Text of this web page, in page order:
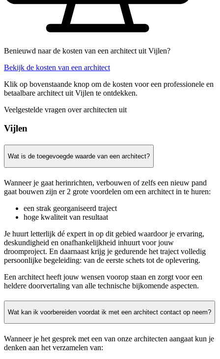
Benieuwd naar de kosten van een architect uit Vijlen?
Bekijk de kosten van een architect
Klik op bovenstaande knop om de kosten voor een professionele en
betaalbare architect uit Vijlen te ontdekken.
Veelgestelde vragen over architecten uit
Vijlen
Wat is de toegevoegde waarde van een architect?
Wanneer je gaat herinrichten, verbouwen of zelfs een nieuw pand
gaat bouwen zijn er 2 grote voordelen om een architect in te huren:
een strak georganiseerd traject
hoge kwaliteit van resultaat
Je huurt letterlijk dé expert in op dit gebied waardoor je ervaring,
deskundigheid en onafhankelijkheid inhuurt voor jouw
droomproject. En daarnaast krijg je gedurende het traject volledig
persoonlijke begeleiding: van de eerste schets tot de oplevering.
Een architect heeft jouw wensen voorop staan en zorgt voor een
heldere doorvertaling van alle technische bijkomende aspecten.
Wat kan ik voorbereiden voordat ik met een architect contact op neem?
Wanneer je het gesprek met een van onze architecten aangaat kun je
denken aan het verzamelen van: